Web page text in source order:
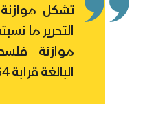
تشكل
موازنة
البالغة قرابة 16.64 مليار شيكل.